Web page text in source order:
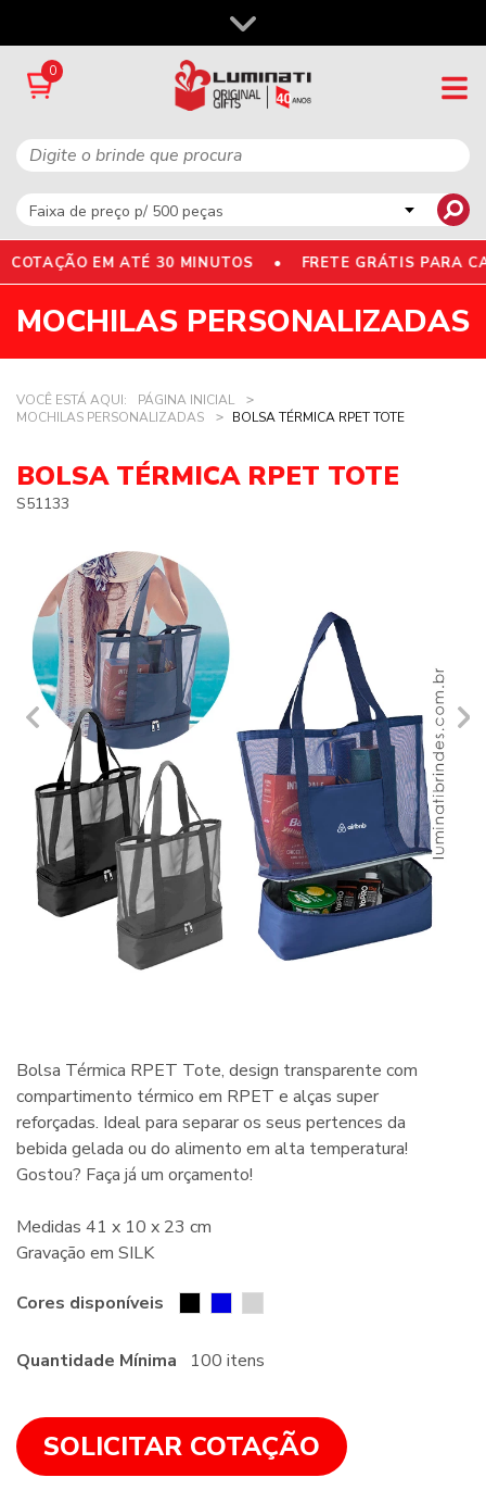
0
EM ATÉ 30 MINUTOS • FRETE GRÁTIS PARA
MOCHILAS PERSONALIZADAS
VOCÊ ESTÁ AQUI:
PÁGINA INICIAL
MOCHILAS PERSONALIZADAS
BOLSA TÉRMICA RPET TOTE
BOLSA TÉRMICA RPET TOTE
S51133
Bolsa Térmica RPET Tote, design transparente com
compartimento térmico em RPET e alças super
reforçadas. Ideal para separar os seus pertences da
bebida gelada ou do alimento em alta temperatura!
Gostou? Faça já um orçamento!
Medidas 41 x 10 x 23 cm
Gravação em SILK
Cores disponíveis
Quantidade Mínima 100 itens
SOLICITAR COTAÇÃO